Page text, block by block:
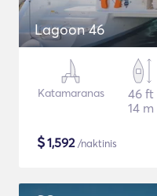
Lagoon 46
Katamaranas
46 ft
14 m
$1,592/naktinis